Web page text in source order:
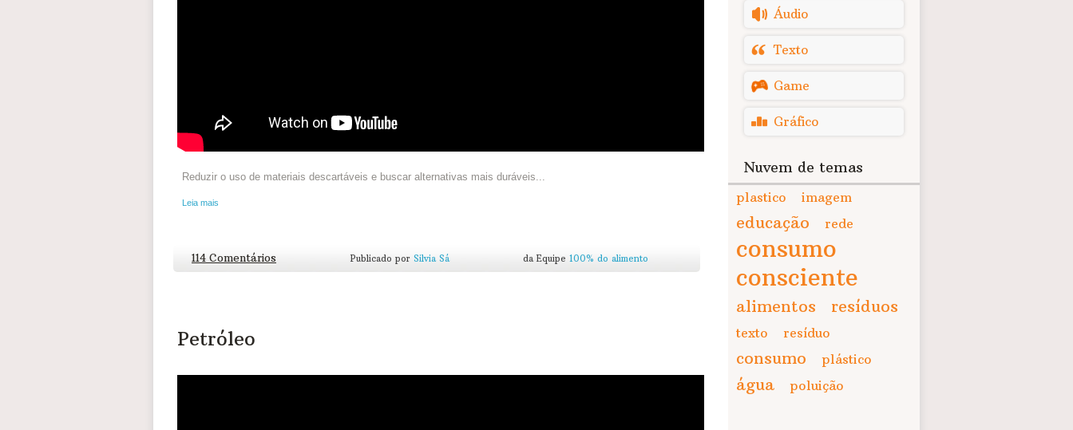
Reduzir o uso de materiais descartáveis e buscar alternativas mais duráveis...
Leia mais
114 Comentários Publicado por Silvia Sá da Equipe 100% do alimento
Petróleo
Áudio
Texto
Game
Gráfico
Nuvem de temas
plastico imagem
educação rede
consumo
consciente
alimentos resíduos
texto resíduo
consumo plástico
água poluição